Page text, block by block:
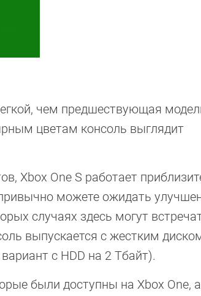
чем предшествующая
цветам консоль выглядит
Xbox One S работает
можете ожидать
случаях здесь могут
выпускается с жестким
с HDD на 2 Тбайт).
были доступны на Xbox One,